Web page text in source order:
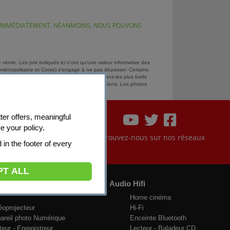
NÉANMOINS, NOUS POUVONS
Les prix indiqués ici n’ont qu’une valeur informative des
et Corse) s’engage à ne pas dépasser. Certains
PRO&Cie s’engagent à les fournir dans les plus brefs
Nos propositions dépendent de leurs décisions. Les photos
: prix et modalités en magasin.
Retrouvez-nous sur nos réseaux
Vidéo
photo Numérique
- Enregistreur
Audio Hifi
Home cinéma
Hi-Fi
Enceinte Bluetooth
Lecteur - Baladeur CD
offers, meaningful
your policy.
in the footer of every
ALL